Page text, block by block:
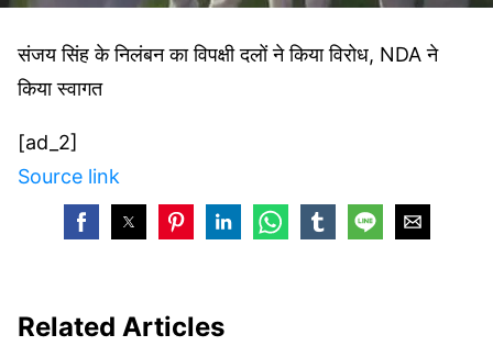
संजय सिंह के निलंबन का विपक्षी दलों ने किया विरोध, NDA ने
किया स्वागत
[ad_2]
Source link
Related Articles